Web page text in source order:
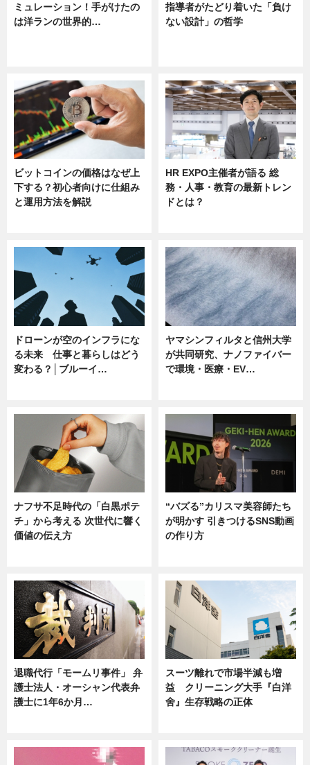
ミュレーション！手がけたの
は洋ランの世界的…
指導者がたどり着いた「負け
ない設計」の哲学
ビットコインの価格はなぜ上
下する？初心者向けに仕組み
と運用方法を解説
HR EXPO主催者が語る 総
務・人事・教育の最新トレン
ドとは？
ドローンが空のインフラにな
る未来 仕事と暮らしはどう
変わる？│ブルーイ…
ヤマシンフィルタと信州大学
が共同研究、ナノファイバー
で環境・医療・EV…
ナフサ不足時代の「白黒ポテ
チ」から考える 次世代に響く
価値の伝え方
“バズる”カリスマ美容師たち
が明かす 引きつけるSNS動画
の作り方
退職代行「モームリ事件」 弁
護士法人・オーシャン代表弁
護士に1年6か月…
スーツ離れで市場半減も増
益 クリーニング大手『白洋
舍』生存戦略の正体